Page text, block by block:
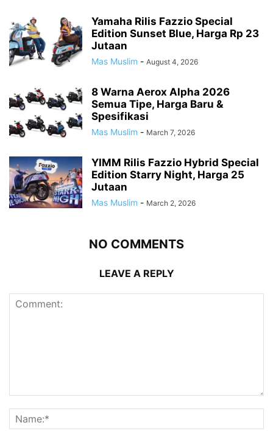
Yamaha Rilis Fazzio Special
Edition Sunset Blue, Harga Rp 23
Jutaan
Mas Muslim - August 4, 2026
8 Warna Aerox Alpha 2026
Semua Tipe, Harga Baru &
Spesifikasi
Mas Muslim - March 7, 2026
YIMM Rilis Fazzio Hybrid Special
Edition Starry Night, Harga 25
Jutaan
Mas Muslim - March 2, 2026
NO COMMENTS
LEAVE A REPLY